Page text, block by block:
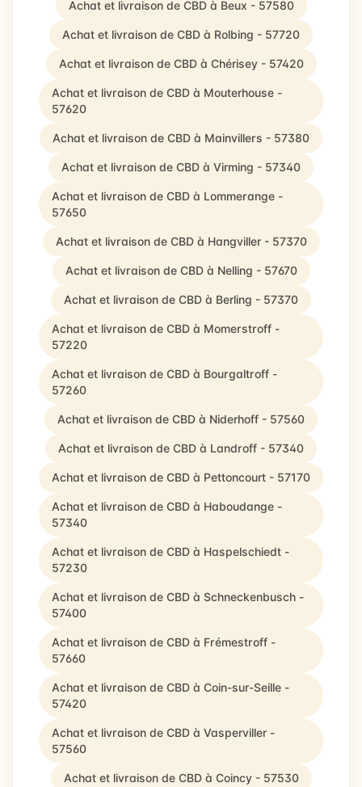
Achat et livraison de CBD à Beux - 57580
Achat et livraison de CBD à Rolbing - 57720
Achat et livraison de CBD à Chérisey - 57420
Achat et livraison de CBD à Mouterhouse -
57620
Achat et livraison de CBD à Mainvillers - 57380
Achat et livraison de CBD à Virming - 57340
Achat et livraison de CBD à Lommerange -
57650
Achat et livraison de CBD à Hangviller - 57370
Achat et livraison de CBD à Nelling - 57670
Achat et livraison de CBD à Berling - 57370
Achat et livraison de CBD à Momerstroff -
57220
Achat et livraison de CBD à Bourgaltroff -
57260
Achat et livraison de CBD à Niderhoff - 57560
Achat et livraison de CBD à Landroff - 57340
Achat et livraison de CBD à Pettoncourt - 57170
Achat et livraison de CBD à Haboudange -
57340
Achat et livraison de CBD à Haspelschiedt -
57230
Achat et livraison de CBD à Schneckenbusch -
57400
Achat et livraison de CBD à Frémestroff -
57660
Achat et livraison de CBD à Coin-sur-Seille -
57420
Achat et livraison de CBD à Vasperviller -
57560
Achat et livraison de CBD à Coincy - 57530